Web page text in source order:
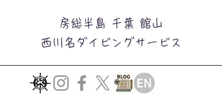
房総半島 千葉 館山
西川名ダイビングサービス